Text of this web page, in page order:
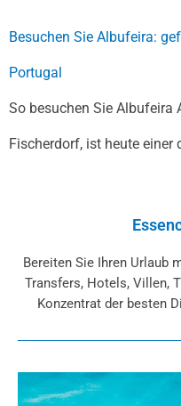
Besuchen Sie Albufeira:
Portugal
So besuchen Sie Albufeira
Fischerdorf, ist heute einer
Bereiten Sie Ihren Urlaub
Transfers, Hotels, Villen,
Konzentrat der besten